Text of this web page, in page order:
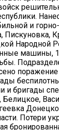
и
Народной
машины,
и бригады
Белицкое,
Потери